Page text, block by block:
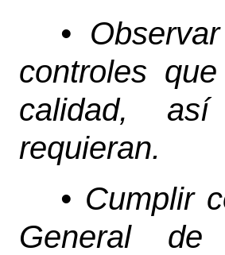
•
controles
calidad,
requieran.
• Cumplir
General